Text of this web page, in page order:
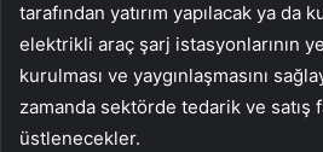
tarafından yatırım yapılacak ya da
elektrikli araç şarj istasyonlarının
kurulması ve yaygınlaşmasını
zamanda sektörde tedarik ve satış
üstlenecekler.